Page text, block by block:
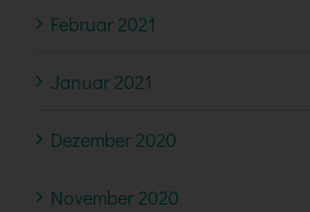
Februar 2021
Januar 2021
Dezember 2020
November 2020